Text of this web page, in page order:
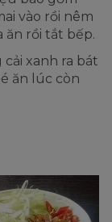
vào rồi nêm
ăn rồi tắt bếp.
xanh ra bát
ăn lúc còn